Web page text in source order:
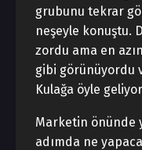
grubunu tekrar
neşeyle konuştu.
zordu ama en
gibi görünüyordu
Kulağa öyle
Marketin önünde
adımda ne